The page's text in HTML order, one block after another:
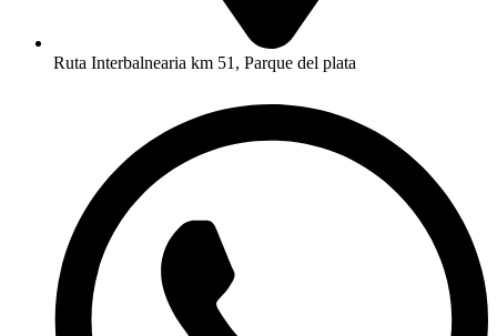
Ruta Interbalnearia km 51, Parque del plata